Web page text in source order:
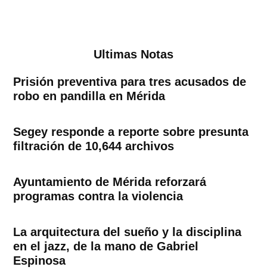
Ultimas Notas
Prisión preventiva para tres acusados de
robo en pandilla en Mérida
Segey responde a reporte sobre presunta
filtración de 10,644 archivos
Ayuntamiento de Mérida reforzará
programas contra la violencia
La arquitectura del sueño y la disciplina
en el jazz, de la mano de Gabriel
Espinosa